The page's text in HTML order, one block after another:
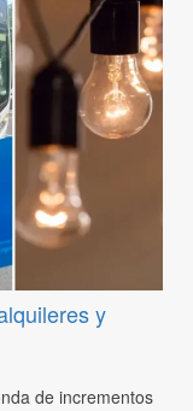
y
de incrementos